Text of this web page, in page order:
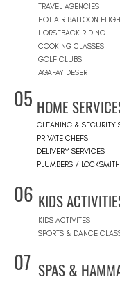
TRAVEL AGENCIES
HOT AIR BALLOON
HORSEBACK RIDING
COOKING CLASSES
GOLF CLUBS
AGAFAY DESERT
05 HOME
CLEANING & SECURITY
PRIVATE CHEFS
DELIVERY SERVICES
PLUMBERS /
06 KIDS
KIDS ACTIVITES
SPORTS & DANCE
07 SPAS &